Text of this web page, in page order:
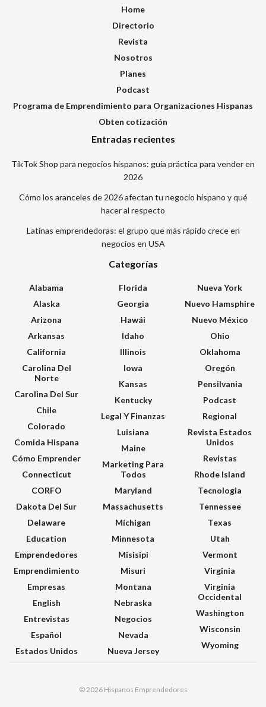
Home
Directorio
Revista
Nosotros
Planes
Podcast
Programa de Emprendimiento para Organizaciones Hispanas
Obten cotización
Entradas recientes
TikTok Shop para negocios hispanos: guía práctica para vender en
2026
Cómo los aranceles de 2026 afectan tu negocio hispano y qué
hacer al respecto
Latinas emprendedoras: el grupo que más rápido crece en
negocios en USA
Categorías
Alabama
Alaska
Arizona
Arkansas
California
Carolina Del
Norte
Carolina Del Sur
Chile
Colorado
Comida Hispana
Cómo Emprender
Connecticut
CORFO
Dakota Del Sur
Delaware
Education
Emprendedores
Emprendimiento
Empresas
English
Entrevistas
Español
Estados Unidos
Florida
Georgia
Hawái
Idaho
Illinois
Iowa
Kansas
Kentucky
Legal Y Finanzas
Luisiana
Maine
Marketing Para
Todos
Maryland
Massachusetts
Míchigan
Minnesota
Misisipi
Misuri
Montana
Nebraska
Negocios
Nevada
Nueva Jersey
Nueva York
Nuevo Hamsphire
Nuevo México
Ohio
Oklahoma
Oregón
Pensilvania
Podcast
Regional
Revista Estados
Unidos
Revistas
Rhode Island
Tecnologia
Tennessee
Texas
Utah
Vermont
Virginia
Virginia
Occidental
Washington
Wisconsin
Wyoming
© 2026 Hispanos Emprendedores